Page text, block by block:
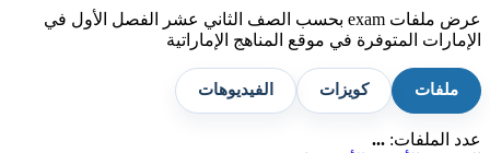
عرض ملفات exam بحسب الصف الثاني عشر الفصل الأول في
الإمارات المتوفرة في موقع المناهج الإماراتية
ملفات كويزات الفيديوهات
عدد الملفات: ...